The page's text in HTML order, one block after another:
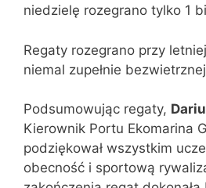
niedzielę rozegrano tylko 1
Regaty rozegrano przy
niemal zupełnie
Podsumowując regaty,
Kierownik Portu Ekomarina
podziękował wszystkim
obecność i sportową